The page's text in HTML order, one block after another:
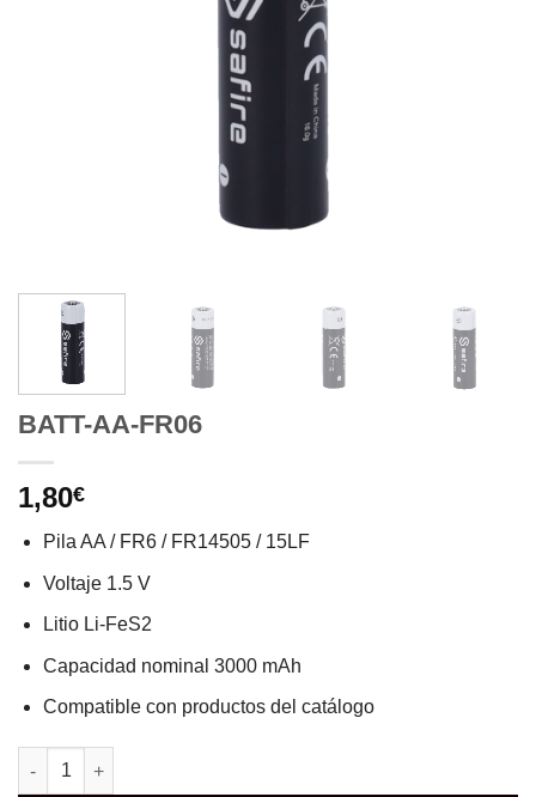
BATT-AA-FR06
1,80€
Pila AA / FR6 / FR14505 / 15LF
Voltaje 1.5 V
Litio Li-FeS2
Capacidad nominal 3000 mAh
Compatible con productos del catálogo
BATT-AA-FR06 cantidad